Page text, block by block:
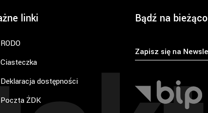
linki
RODO
Ciasteczka
Deklaracja dostępności
Poczta ŻDK
Bądź na bieżąco